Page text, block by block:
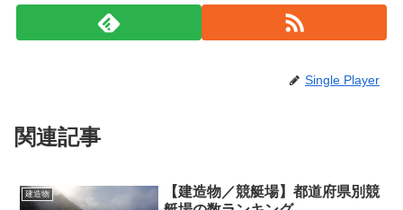
Single Player
関連記事
建造物
【建造物／競艇場】都道府県別競